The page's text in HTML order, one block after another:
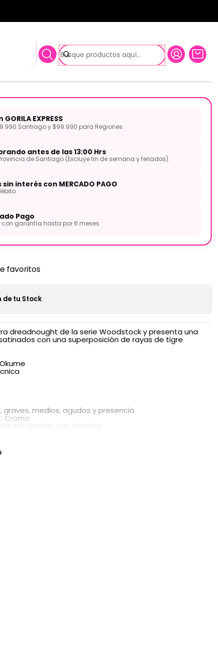
Atrigrada TW-
EXPRESS
Santiago y $99.990 para Regiones
antes de las 13:00 Hrs
de Santiago (Excluye fin de semana y feriados).
interés con MERCADO PAGO
Pago
garantía hasta por 6 meses.
favoritos
tu Stock
dreadnought de la serie Woodstock y presenta una
con una superposición de rayas de tigre
Okume
graves, medios, agudos y presencia
Cromo
activas con afinador